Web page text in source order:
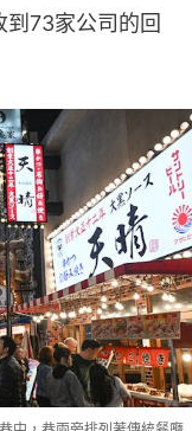
73家公司的回